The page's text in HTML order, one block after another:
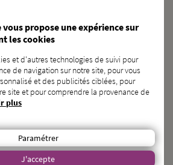
GÉNÉRALISTE ?
?
propose une expérience sur
les cookies
et d'autres technologies de suivi pour
de navigation sur notre site, pour vous
et des publicités ciblées, pour
site et pour comprendre la provenance de
plus
Paramétrer
J'accepte